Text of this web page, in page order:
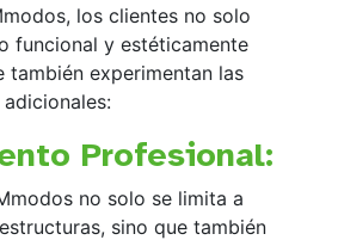
los clientes no solo
funcional y estéticamente
también experimentan las
Profesional:
no solo se limita a
sino que también